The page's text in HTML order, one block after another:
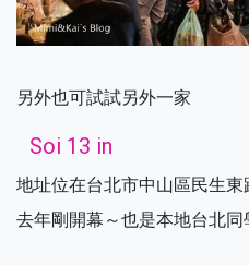
另外也可試試另外一家
Soi 13 in
地址位在台北市中山區民生東
去年剛開幕～也是本地台北同